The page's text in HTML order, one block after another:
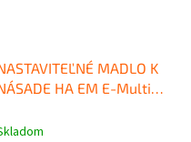
MADLO K
HA EM E-Multi